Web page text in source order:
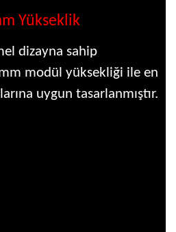
Yükseklik
dizayna sahip
modül yüksekliği ile en
uygun tasarlanmıştır.